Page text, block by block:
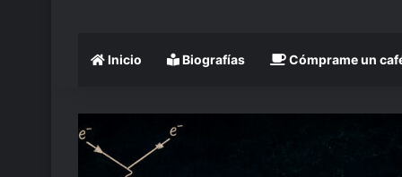
Inicio Biografías Cómprame un